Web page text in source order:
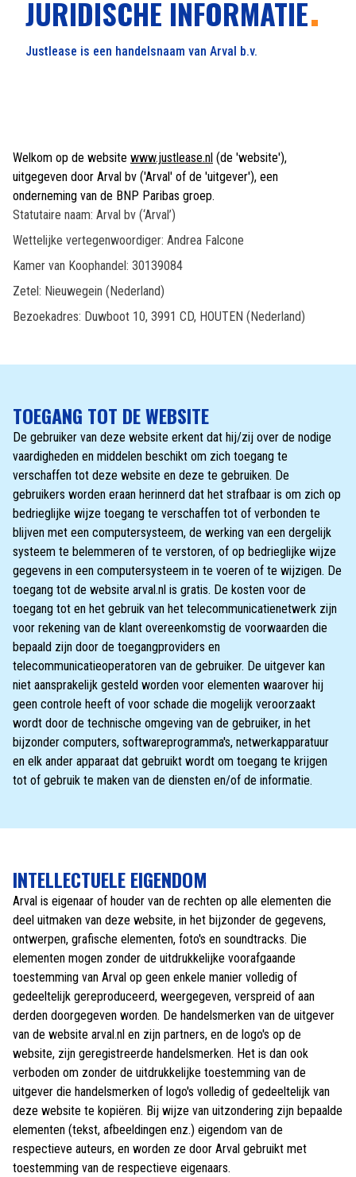
JURIDISCHE INFORMATIE
Justlease is een handelsnaam van Arval b.v.
Welkom op de website www.justlease.nl (de 'website'),
uitgegeven door Arval bv ('Arval' of de 'uitgever'), een
onderneming van de BNP Paribas groep.
Statutaire naam: Arval bv (‘Arval’)
Wettelijke vertegenwoordiger: Andrea Falcone
Kamer van Koophandel: 30139084
Zetel: Nieuwegein (Nederland)
Bezoekadres: Duwboot 10, 3991 CD, HOUTEN (Nederland)
TOEGANG TOT DE WEBSITE
De gebruiker van deze website erkent dat hij/zij over de nodige
vaardigheden en middelen beschikt om zich toegang te
verschaffen tot deze website en deze te gebruiken. De
gebruikers worden eraan herinnerd dat het strafbaar is om zich op
bedrieglijke wijze toegang te verschaffen tot of verbonden te
blijven met een computersysteem, de werking van een dergelijk
systeem te belemmeren of te verstoren, of op bedrieglijke wijze
gegevens in een computersysteem in te voeren of te wijzigen. De
toegang tot de website arval.nl is gratis. De kosten voor de
toegang tot en het gebruik van het telecommunicatienetwerk zijn
voor rekening van de klant overeenkomstig de voorwaarden die
bepaald zijn door de toegangproviders en
telecommunicatieoperatoren van de gebruiker. De uitgever kan
niet aansprakelijk gesteld worden voor elementen waarover hij
geen controle heeft of voor schade die mogelijk veroorzaakt
wordt door de technische omgeving van de gebruiker, in het
bijzonder computers, softwareprogramma's, netwerkapparatuur
en elk ander apparaat dat gebruikt wordt om toegang te krijgen
tot of gebruik te maken van de diensten en/of de informatie.
INTELLECTUELE EIGENDOM
Arval is eigenaar of houder van de rechten op alle elementen die
deel uitmaken van deze website, in het bijzonder de gegevens,
ontwerpen, grafische elementen, foto's en soundtracks. Die
elementen mogen zonder de uitdrukkelijke voorafgaande
toestemming van Arval op geen enkele manier volledig of
gedeeltelijk gereproduceerd, weergegeven, verspreid of aan
derden doorgegeven worden. De handelsmerken van de uitgever
van de website arval.nl en zijn partners, en de logo's op de
website, zijn geregistreerde handelsmerken. Het is dan ook
verboden om zonder de uitdrukkelijke toestemming van de
uitgever die handelsmerken of logo's volledig of gedeeltelijk van
deze website te kopiëren. Bij wijze van uitzondering zijn bepaalde
elementen (tekst, afbeeldingen enz.) eigendom van de
respectieve auteurs, en worden ze door Arval gebruikt met
toestemming van de respectieve eigenaars.